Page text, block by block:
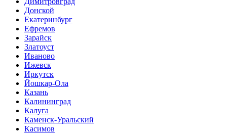
Донской
Екатеринбург
Ефремов
Зарайск
Златоуст
Иваново
Ижевск
Иркутск
Йошкар-Ола
Казань
Калининград
Калуга
Каменск-Уральский
Касимов